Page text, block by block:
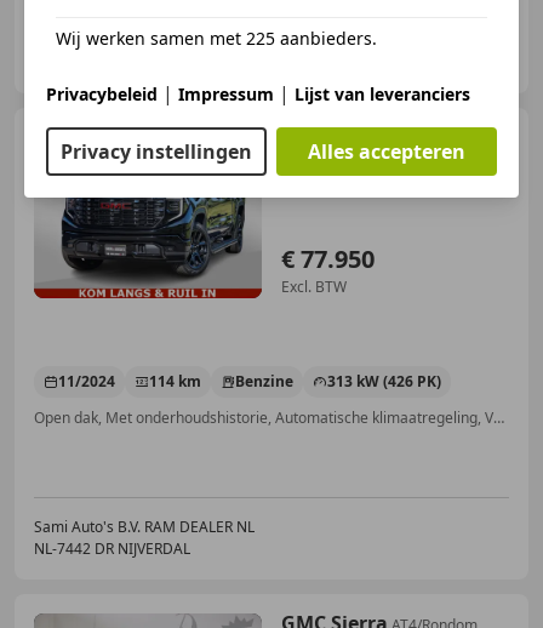
DUSA Amsterdam
426PK Full Option | De Meest
Luxe Pi
€ 77.950
Excl. BTW
11/2024 114 km Benzine
313 kW (426 PK)
Open dak, Met onderhoudshistorie, Automatische klimaatregeling, Verwarming zetels achter, Schakelflippers, Stuurwielverwarming, Android Auto, Parkeerhulp met camera
Sami Auto's B.V. RAM DEALER NL
NL-7442 DR NIJVERDAL
Wij werken samen met 225 aanbieders.
Privacybeleid | Impressum | Lijst van leveranciers
Privacy instellingen Alles accepteren